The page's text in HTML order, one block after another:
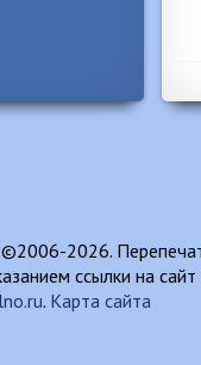
2026.
ссылки на сайт
. Карта сайта